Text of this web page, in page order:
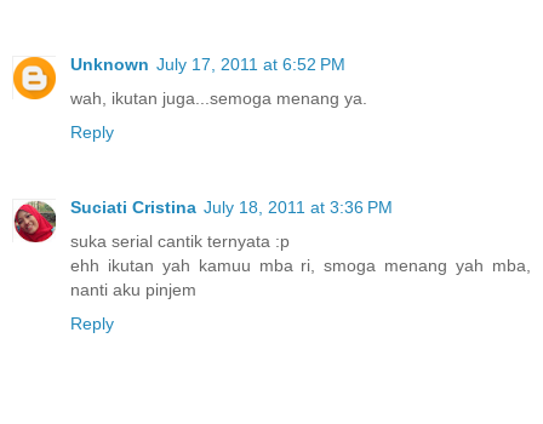
Unknown July 17, 2011 at 6:52 PM
wah, ikutan juga...semoga menang ya.
Reply
Suciati Cristina July 18, 2011 at 3:36 PM
suka serial cantik ternyata :p
ehh ikutan yah kamuu mba ri, smoga menang yah mba,
nanti aku pinjem
Reply